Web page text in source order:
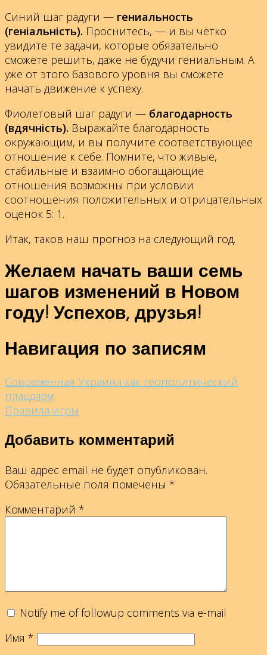
Синий шаг радуги — гениальность
(геніальність). Проснитесь, — и вы чётко
увидите те задачи, которые обязательно
сможете решить, даже не будучи гениальным. А
уже от этого базового уровня вы сможете
начать движение к успеху.
Фиолетовый шаг радуги — благодарность
(вдячність). Выражайте благодарность
окружающим, и вы получите соответствующее
отношение к себе. Помните, что живые,
стабильные и взаимно обогащающие
отношения возможны при условии
соотношения положительных и отрицательных
оценок 5: 1.
Итак, таков наш прогноз на следующий год.
Желаем начать ваши семь
шагов изменений в Новом
году! Успехов, друзья!
Навигация по записям
Современная Украина как геополитический
плацдарм
Правила игры
Добавить комментарий
Ваш адрес email не будет опубликован.
Обязательные поля помечены *
Комментарий *
Notify me of followup comments via e-mail
Имя *